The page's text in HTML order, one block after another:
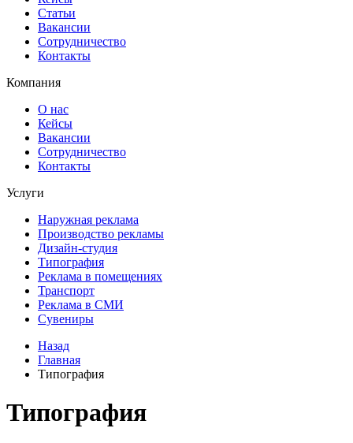
Статьи
Вакансии
Сотрудничество
Контакты
Компания
О нас
Кейсы
Вакансии
Сотрудничество
Контакты
Услуги
Наружная реклама
Производство рекламы
Дизайн-студия
Типография
Реклама в помещениях
Транспорт
Реклама в СМИ
Сувениры
Назад
Главная
Типография
Типография